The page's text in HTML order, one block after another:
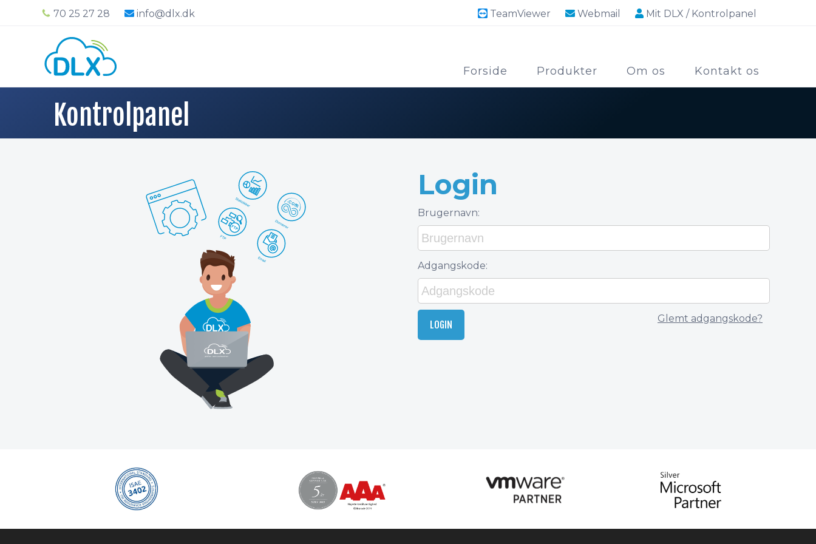
70 25 27 28 info@dlx.dk TeamViewer Webmail Mit DLX / Kontrolpanel
Forside Produkter Om os Kontakt os
Kontrolpanel
Login
Brugernavn:
Adgangskode:
LOGIN
Glemt adgangskode?